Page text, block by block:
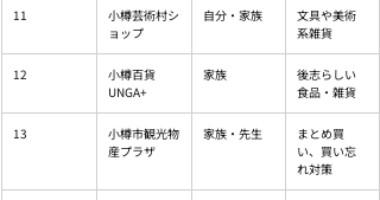
11
小樽芸術村シ
ョップ
自分・家族
文具や美術
系雑貨
12
小樽百貨
UNGA+
家族
後志らしい
食品・雑貨
13
小樽市観光物
産プラザ
家族・先生
まとめ買
い、買い忘
れ対策